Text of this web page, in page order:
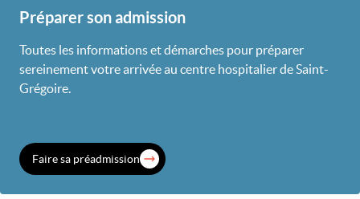
Préparer son admission
Toutes les informations et démarches pour préparer
sereinement votre arrivée au centre hospitalier de Saint-
Grégoire.
Faire sa préadmission